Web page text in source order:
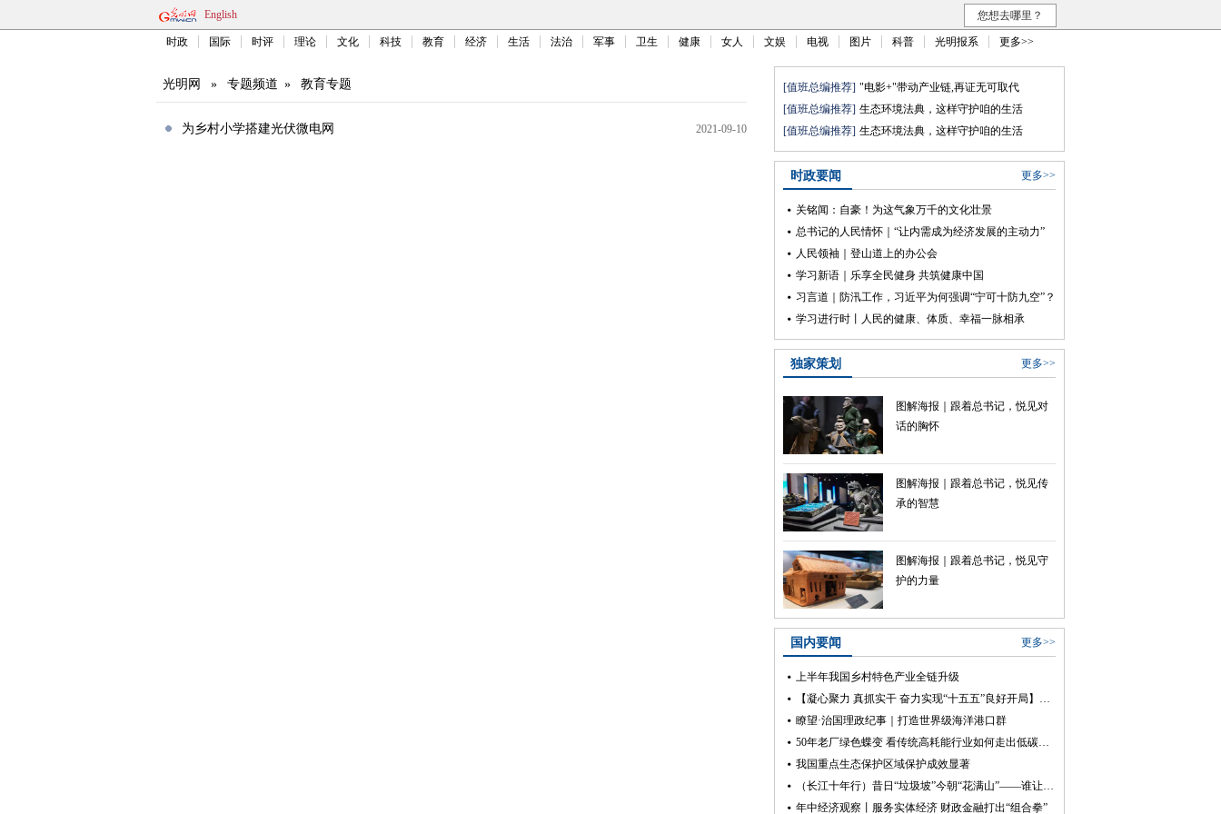
English 您想去哪里？
时政 国际 时评 理论 文化 科技 教育 经济 生活 法治 军事 卫生 健康 女人 文娱 电视 图片 科普 光明报系 更多>>
光明网 » 专题频道 » 教育专题
为乡村小学搭建光伏微电网 2021-09-10